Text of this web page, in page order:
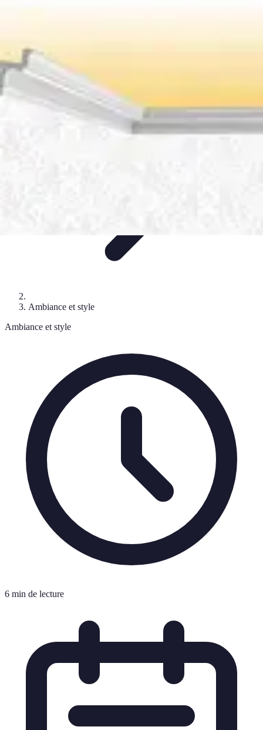
Éclairage Déco
Ambiance et style
Ambiance et style
6 min de lecture